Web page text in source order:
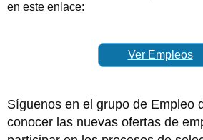
en este enlace:
Ver Empleos
Síguenos en el grupo de Empleo
conocer las nuevas ofertas de